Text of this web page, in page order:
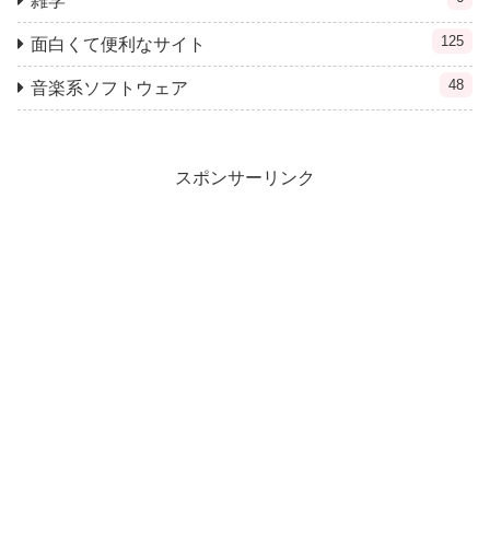
面白くて便利なサイト 125
音楽系ソフトウェア 48
スポンサーリンク